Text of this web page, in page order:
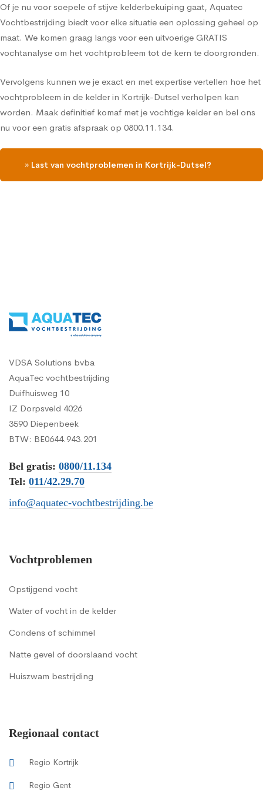
Of je nu voor soepele of stijve kelderbekuiping gaat, Aquatec
Vochtbestrijding biedt voor elke situatie een oplossing geheel op
maat. We komen graag langs voor een uitvoerige GRATIS
vochtanalyse om het vochtprobleem tot de kern te doorgronden.
Vervolgens kunnen we je exact en met expertise vertellen hoe het
vochtprobleem in de kelder in Kortrijk-Dutsel verholpen kan
worden. Maak definitief komaf met je vochtige kelder en bel ons
nu voor een gratis afspraak op 0800.11.134.
» Last van vochtproblemen in Kortrijk-Dutsel?
VDSA Solutions bvba
AquaTec vochtbestrijding
Duifhuisweg 10
IZ Dorpsveld 4026
3590 Diepenbeek
BTW: BE0644.943.201
Bel gratis: 0800/11.134
Tel: 011/42.29.70
info@aquatec-vochtbestrijding.be
Vochtproblemen
Opstijgend vocht
Water of vocht in de kelder
Condens of schimmel
Natte gevel of doorslaand vocht
Huiszwam bestrijding
Regionaal contact
Regio Kortrijk
Regio Gent